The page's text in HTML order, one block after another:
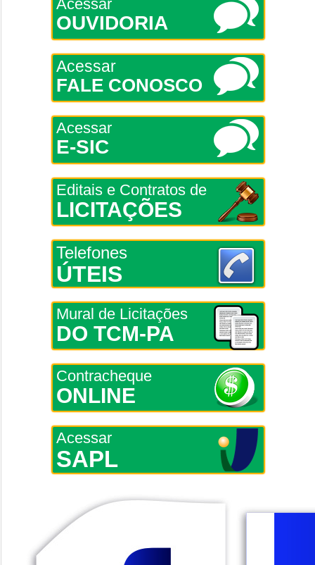
Acessar
OUVIDORIA
Acessar
FALE CONOSCO
Acessar
E-SIC
Editais e Contratos de
LICITAÇÕES
Telefones
ÚTEIS
Mural de Licitações
DO TCM-PA
Contracheque
ONLINE
Acessar
SAPL